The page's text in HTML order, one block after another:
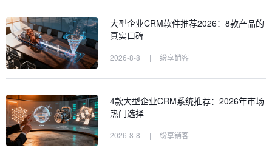
大型企业CRM软件推荐2026：8款产品的
真实口碑
2026-8-8 | 纷享销客
4款大型企业CRM系统推荐：2026年市场
热门选择
2026-8-8 | 纷享销客